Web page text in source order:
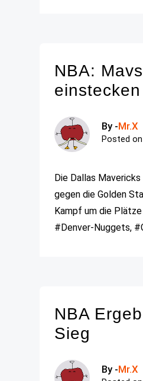
NBA:
einstecken
By -Mr.X
Posted on
Die Dallas
gegen die Golden
Kampf um die
#Denver-Nuggets,
NBA
Sieg
By -Mr.X